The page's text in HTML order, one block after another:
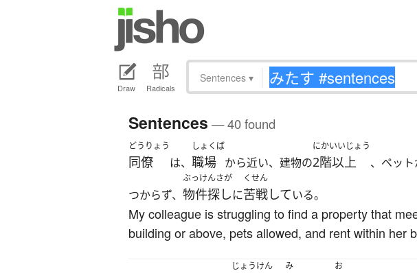
Draw Radicals
Sentences ▾
Sentences — 40 found
どうりょう
同僚 は、
しょくば
職場 から近い、建物の
にかいいじょう
2階以上 、ペット
つからず、
ぶっけんさが
物件探しに
くせん
苦戦している。
My colleague is struggling to find a property that
building or above, pets allowed, and rent within her
じょうけん み お